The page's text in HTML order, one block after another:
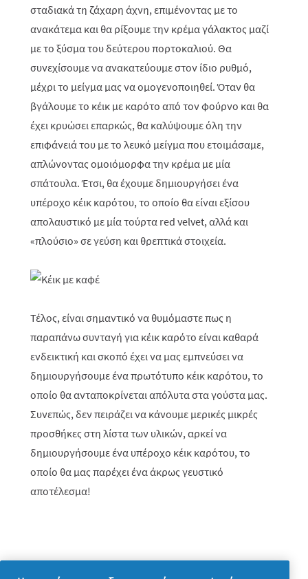
σταδιακά τη ζάχαρη άχνη, επιμένοντας με το
ανακάτεμα και θα ρίξουμε την κρέμα γάλακτος μαζί
με το ξύσμα του δεύτερου πορτοκαλιού. Θα
συνεχίσουμε να ανακατεύουμε στον ίδιο ρυθμό,
μέχρι το μείγμα μας να ομογενοποιηθεί. Όταν θα
βγάλουμε το κέικ με καρότο από τον φούρνο και θα
έχει κρυώσει επαρκώς, θα καλύψουμε όλη την
επιφάνειά του με το λευκό μείγμα που ετοιμάσαμε,
απλώνοντας ομοιόμορφα την κρέμα με μία
σπάτουλα. Έτσι, θα έχουμε δημιουργήσει ένα
υπέροχο κέικ καρότου, το οποίο θα είναι εξίσου
απολαυστικό με μία τούρτα red velvet, αλλά και
«πλούσιο» σε γεύση και θρεπτικά στοιχεία.
Τέλος, είναι σημαντικό να θυμόμαστε πως η
παραπάνω συνταγή για κέικ καρότο είναι καθαρά
ενδεικτική και σκοπό έχει να μας εμπνεύσει να
δημιουργήσουμε ένα πρωτότυπο κέικ καρότου, το
οποίο θα ανταποκρίνεται απόλυτα στα γούστα μας.
Συνεπώς, δεν πειράζει να κάνουμε μερικές μικρές
προσθήκες στη λίστα των υλικών, αρκεί να
δημιουργήσουμε ένα υπέροχο κέικ καρότου, το
οποίο θα μας παρέχει ένα άκρως γευστικό
αποτέλεσμα!